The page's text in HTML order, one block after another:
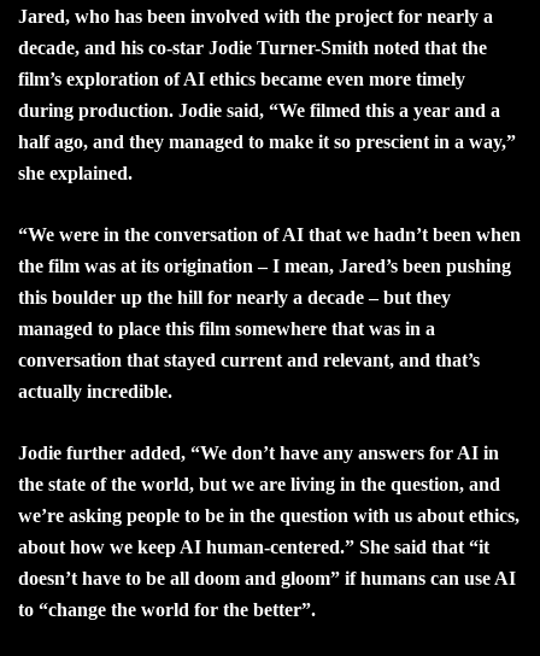
Jared, who has been involved with the project for nearly a
decade, and his co-star Jodie Turner-Smith noted that the
film’s exploration of AI ethics became even more timely
during production. Jodie said, “We filmed this a year and a
half ago, and they managed to make it so prescient in a way,”
she explained.
“We were in the conversation of AI that we hadn’t been when
the film was at its origination – I mean, Jared’s been pushing
this boulder up the hill for nearly a decade – but they
managed to place this film somewhere that was in a
conversation that stayed current and relevant, and that’s
actually incredible.
Jodie further added, “We don’t have any answers for AI in
the state of the world, but we are living in the question, and
we’re asking people to be in the question with us about ethics,
about how we keep AI human-centered.” She said that “it
doesn’t have to be all doom and gloom” if humans can use AI
to “change the world for the better”.